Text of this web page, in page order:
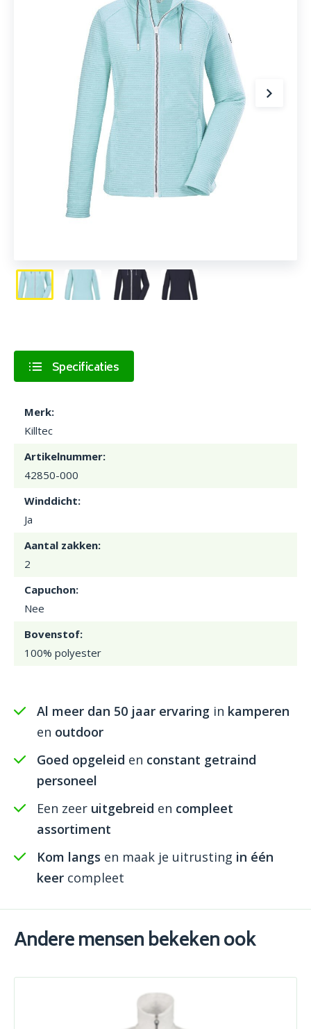
Specificaties
Merk:
Killtec
Artikelnummer:
42850-000
Winddicht:
Ja
Aantal zakken:
2
Capuchon:
Nee
Bovenstof:
100% polyester
Al meer dan 50 jaar ervaring in kamperen
en outdoor
Goed opgeleid en constant getraind
personeel
Een zeer uitgebreid en compleet
assortiment
Kom langs en maak je uitrusting in één
keer compleet
Andere mensen bekeken ook